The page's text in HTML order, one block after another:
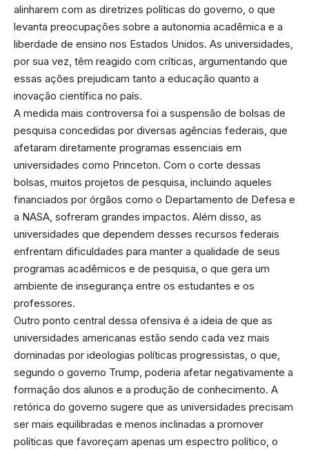
alinharem com as diretrizes políticas do governo, o que
levanta preocupações sobre a autonomia acadêmica e a
liberdade de ensino nos Estados Unidos. As universidades,
por sua vez, têm reagido com críticas, argumentando que
essas ações prejudicam tanto a educação quanto a
inovação científica no país.
A medida mais controversa foi a suspensão de bolsas de
pesquisa concedidas por diversas agências federais, que
afetaram diretamente programas essenciais em
universidades como Princeton. Com o corte dessas
bolsas, muitos projetos de pesquisa, incluindo aqueles
financiados por órgãos como o Departamento de Defesa e
a NASA, sofreram grandes impactos. Além disso, as
universidades que dependem desses recursos federais
enfrentam dificuldades para manter a qualidade de seus
programas acadêmicos e de pesquisa, o que gera um
ambiente de insegurança entre os estudantes e os
professores.
Outro ponto central dessa ofensiva é a ideia de que as
universidades americanas estão sendo cada vez mais
dominadas por ideologias políticas progressistas, o que,
segundo o governo Trump, poderia afetar negativamente a
formação dos alunos e a produção de conhecimento. A
retórica do governo sugere que as universidades precisam
ser mais equilibradas e menos inclinadas a promover
políticas que favoreçam apenas um espectro político, o